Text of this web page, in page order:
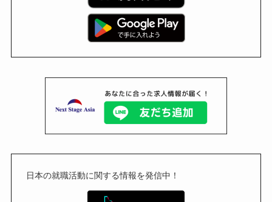
日本の就職活動に関する情報を発信中！